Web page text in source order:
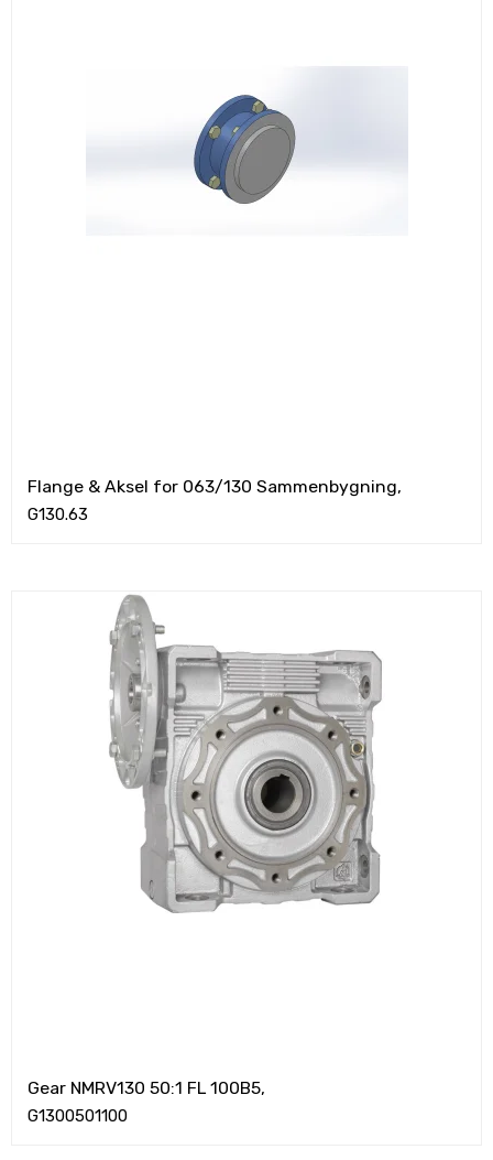
Flange & Aksel for 063/130 Sammenbygning,
G130.63
Gear NMRV130 50:1 FL 100B5,
G1300501100